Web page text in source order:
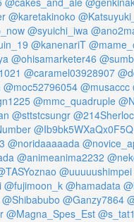
@karetakinoko
@syuichi_iwa
@kanenariT
@ohisamarketer46
@caramel03928907
@moc52796054 @musaccc
@mmc_quadruple
@sttstcsungr
@Ib9bk5WXaQx0F5Q
@noridaaaaada
@animeanima2232
@uuuuushimpei
@fujimoon_k @hamadata
@Shibabubo @Ganzy7864
@Magna_Spes_Est